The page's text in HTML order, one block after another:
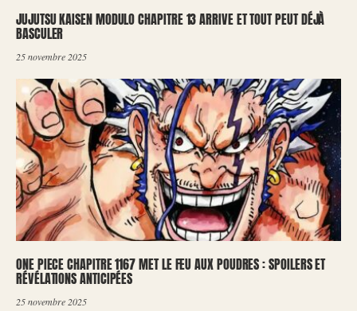
JUJUTSU KAISEN MODULO CHAPITRE 13 ARRIVE ET TOUT PEUT DÉJÀ
BASCULER
25 novembre 2025
ONE PIECE CHAPITRE 1167 MET LE FEU AUX POUDRES : SPOILERS ET
RÉVÉLATIONS ANTICIPÉES
25 novembre 2025